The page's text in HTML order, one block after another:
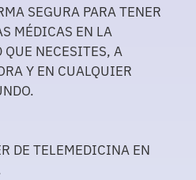
SEGURA PARA TENER
MÉDICAS EN LA
NECESITES, A
Y EN CUALQUIER
DE TELEMEDICINA EN